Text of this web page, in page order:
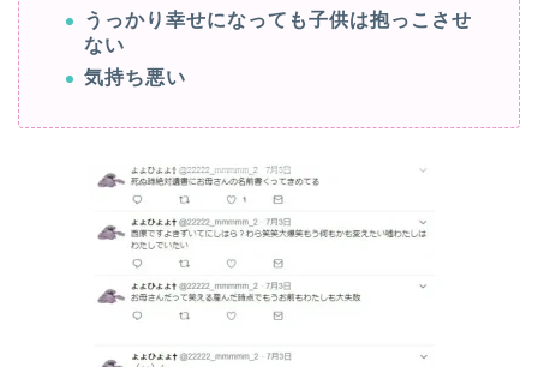
うっかり幸せになっても子供は抱っこさせ
ない
気持ち悪い